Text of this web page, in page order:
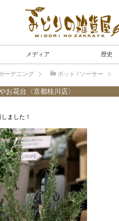
メディア 歴史
ーデニング ポット / ソーサー
お花台〈京都桂川店〉
ました！